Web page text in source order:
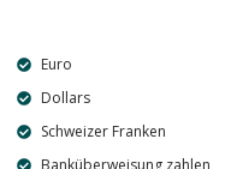
Euro
Dollars
Schweizer Franken
Banküberweisung zahlen